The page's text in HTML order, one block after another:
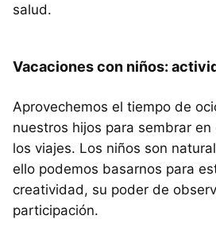
salud.
Vacaciones con niños:
Aprovechemos el tiempo de
nuestros hijos para sembrar
los viajes. Los niños son
ello podemos basarnos para
creatividad, su poder de
participación.